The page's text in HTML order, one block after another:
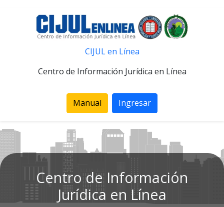
CIJUL en Línea
Centro de Información Jurídica en Línea
Manual Ingresar
Centro de Información
Jurídica en Línea